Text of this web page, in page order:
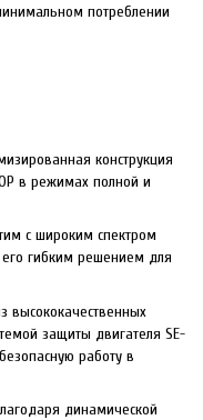
потреблении
конструкция
в режимах полной и
с широким спектром
гибким решением для
высококачественных
защиты двигателя SE-
работу в
динамической